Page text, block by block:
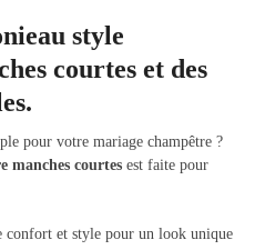
au style
courtes et des
pour votre mariage champêtre ?
manches courtes est faite pour
confort et style pour un look unique